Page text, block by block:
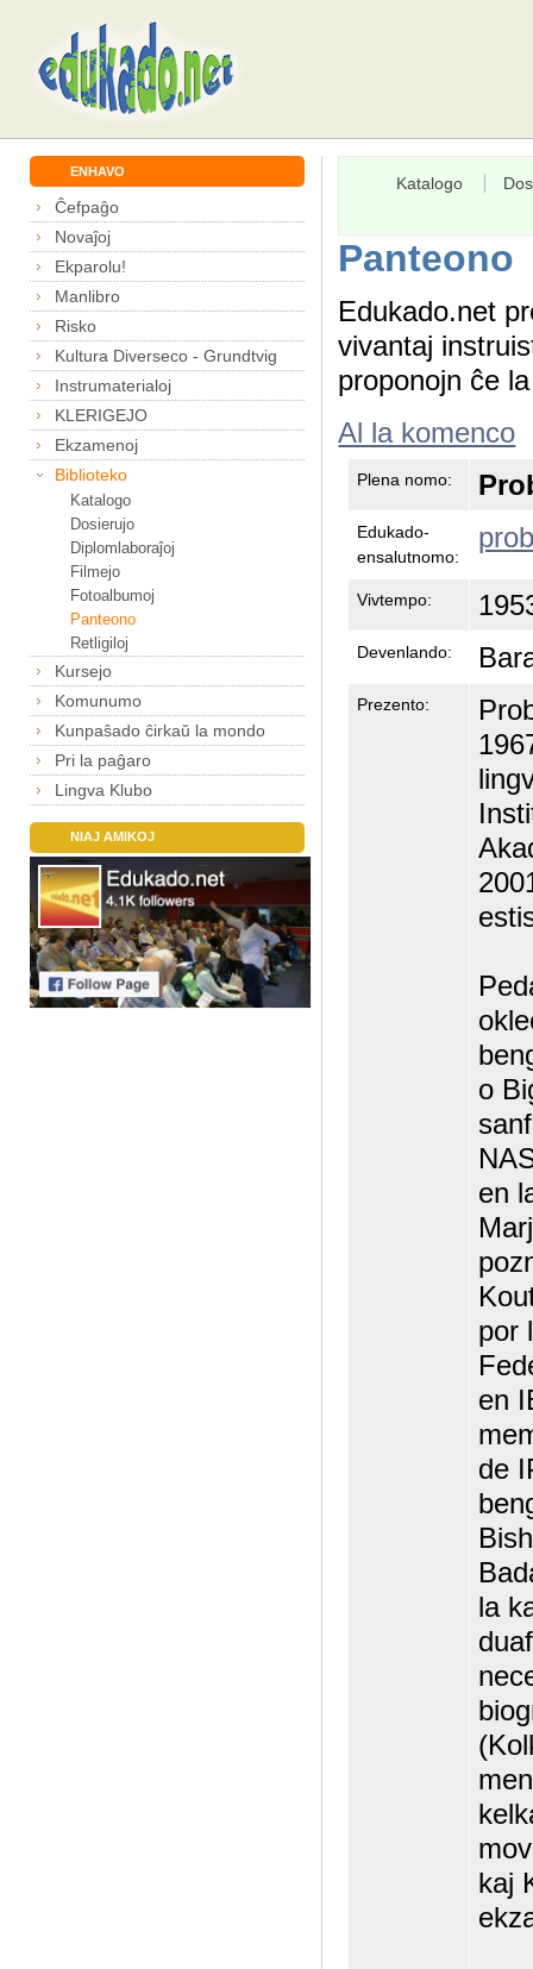
ENHAVO
Ĉefpaĝo
Novaĵoj
Ekparolu!
Manlibro
Risko
Kultura Diverseco - Grundtvig
Instrumaterialoj
KLERIGEJO
Ekzamenoj
Biblioteko
Katalogo
Dosierujo
Diplomlaboraĵoj
Filmejo
Fotoalbumoj
Panteono
Retligiloj
Kursejo
Komunumo
Kunpaŝado ĉirkaŭ la mondo
Pri la paĝaro
Lingva Klubo
NIAJ AMIKOJ
Katalogo
Panteono
Edukado.net
vivantaj
proponojn ĉe
Al la komenco
Plena nomo:
Edukado-
ensalutnomo:
Vivtempo:
Devenlando:
Prezento:
o
en
por
en
de
la
kaj